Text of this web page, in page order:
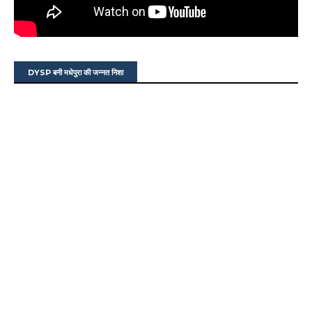
DYSP बनी मधेपुरा की जन्नत निशा